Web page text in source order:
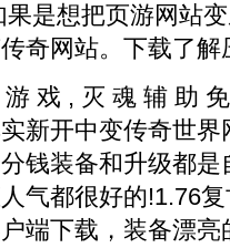
是想把页游网站
奇网站。下载了
戏 , 灭 魂 辅 助
新开中变传奇世界
钱装备和升级都
气都很好的!1.76
端下载，装备漂